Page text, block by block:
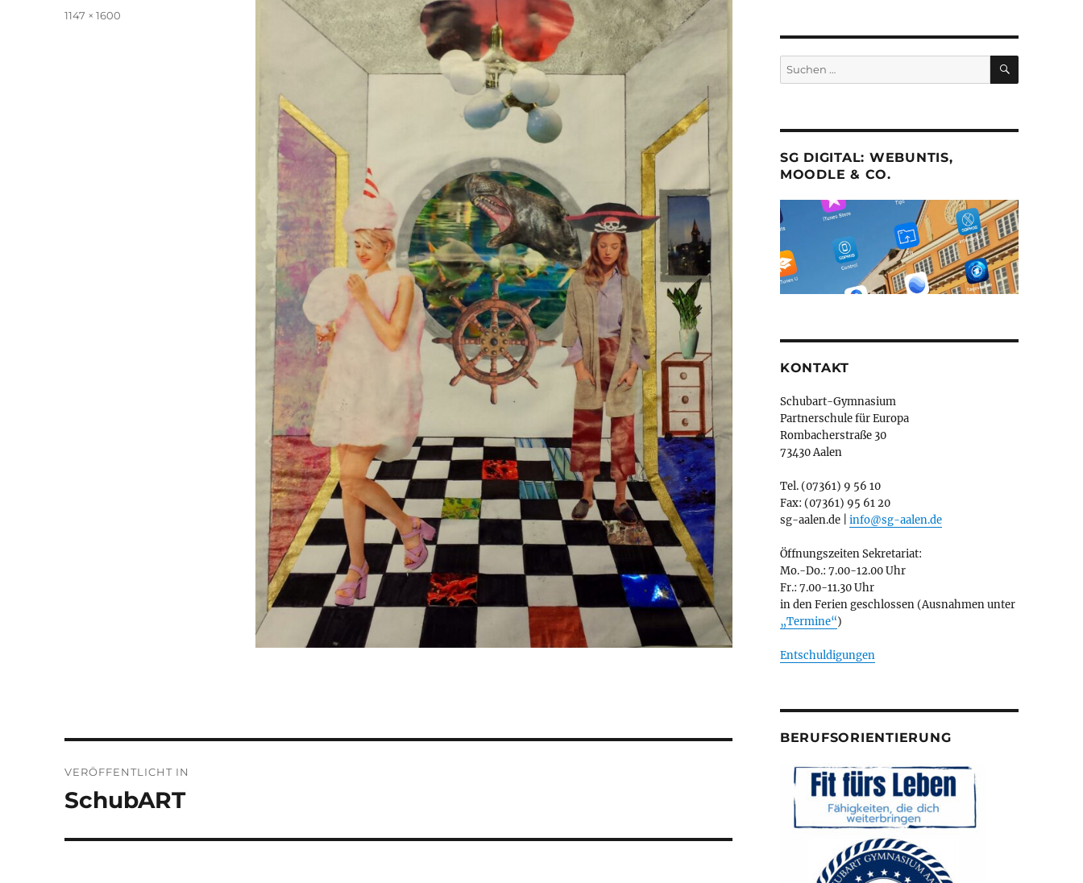
Volle
1147 × 1600
VERÖFFENTLICHT IN
SchubART
Suche
nach:
SUCHEN
SG DIGITAL: WEBUNTIS,
MOODLE & CO.
KONTAKT
Schubart-Gymnasium
Partnerschule für Europa
Rombacherstraße 30
73430 Aalen
Tel. (07361) 9 56 10
Fax: (07361) 95 61 20
sg-aalen.de | info@sg-aalen.de
Öffnungszeiten Sekretariat:
Mo.-Do.: 7.00-12.00 Uhr
Fr.: 7.00-11.30 Uhr
in den Ferien geschlossen (Ausnahmen unter
„Termine“)
Entschuldigungen
BERUFSORIENTIERUNG